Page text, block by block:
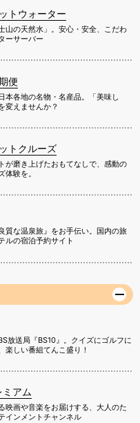
トウォーター
山の天然水」。安心・安全、こだわ
ーサーバー
便
本各地の名物・名産品。「美味し
変えませんか？
トクルーズ
が磨き上げたおもてなしで、感動の
体験を。
質な温泉旅』をお手伝い。国内の旅
ルの宿泊予約サイト
放送局『BS10』。クイズにゴルフに
楽しい番組てんこ盛り！
ミアム
映画や音楽をお届けする、大人のた
インメントチャンネル